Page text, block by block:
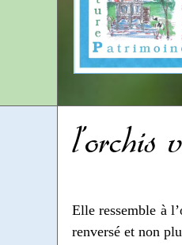
l’orchis
Elle ressemble à
renversé et non